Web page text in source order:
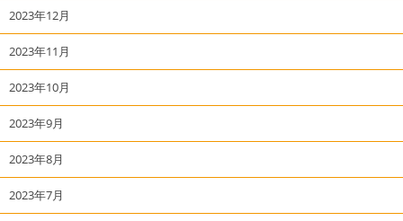
2023年12月
2023年11月
2023年10月
2023年9月
2023年8月
2023年7月